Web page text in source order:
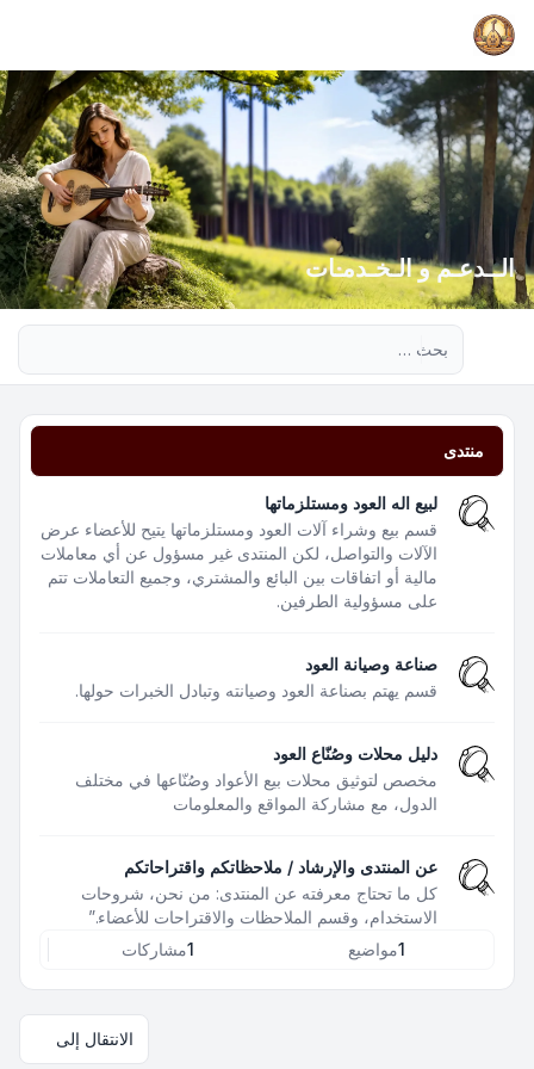
الــدعـم و الـخـدمـات
منتدى
لبيع اله العود ومستلزماتها
قسم بيع وشراء آلات العود ومستلزماتها يتيح للأعضاء عرض
الآلات والتواصل، لكن المنتدى غير مسؤول عن أي معاملات
مالية أو اتفاقات بين البائع والمشتري، وجميع التعاملات تتم
على مسؤولية الطرفين.
صناعة وصيانة العود
قسم يهتم بصناعة العود وصيانته وتبادل الخبرات حولها.
دليل محلات وصُنّاع العود
مخصص لتوثيق محلات بيع الأعواد وصُنّاعها في مختلف
الدول، مع مشاركة المواقع والمعلومات
عن المنتدى والإرشاد / ملاحظاتكم واقتراحاتكم
كل ما تحتاج معرفته عن المنتدى: من نحن، شروحات
الاستخدام، وقسم الملاحظات والاقتراحات للأعضاء.”
1مواضيع 1مشاركات
الانتقال إلى